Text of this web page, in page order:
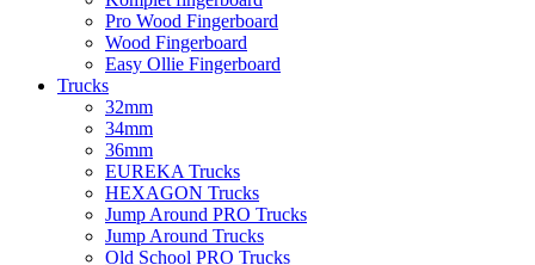
Pro Wood Fingerboard
Wood Fingerboard
Easy Ollie Fingerboard
Trucks
32mm
34mm
36mm
EUREKA Trucks
HEXAGON Trucks
Jump Around PRO Trucks
Jump Around Trucks
Old School PRO Trucks